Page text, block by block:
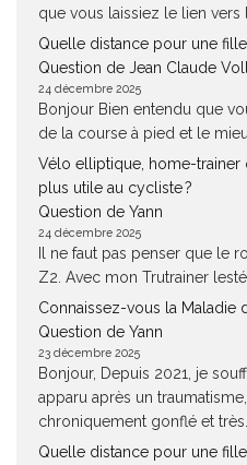
que vous laissiez le lien vers
Quelle distance pour une fille
Question de Jean Claude
24 décembre 2025
Bonjour Bien entendu que
de la course à pied et le
Vélo elliptique, home-trainer
plus utile au cycliste ?
Question de Yann
24 décembre 2025
Il ne faut pas penser que le
Z2. Avec mon Trutrainer lesté,
Connaissez-vous la Maladie
Question de Yann
23 décembre 2025
Bonjour, Depuis 2021, je
apparu après un
chroniquement gonflé et très...
Quelle distance pour une fille